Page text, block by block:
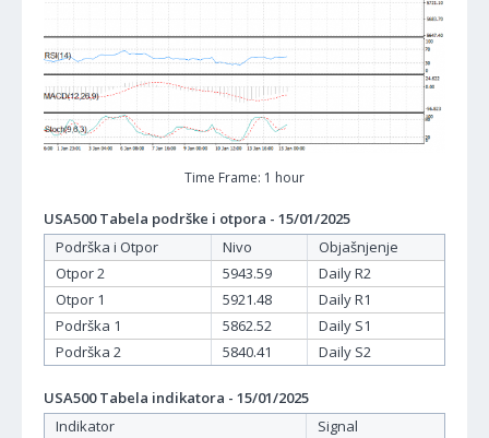
Time Frame: 1 hour
USA500 Tabela podrške i otpora - 15/01/2025
Podrška i Otpor
Nivo
Objašnjenje
Otpor 2
5943.59
Daily R2
Otpor 1
5921.48
Daily R1
Podrška 1
5862.52
Daily S1
Podrška 2
5840.41 Daily S2
USA500 Tabela indikatora - 15/01/2025
Indikator
Signal